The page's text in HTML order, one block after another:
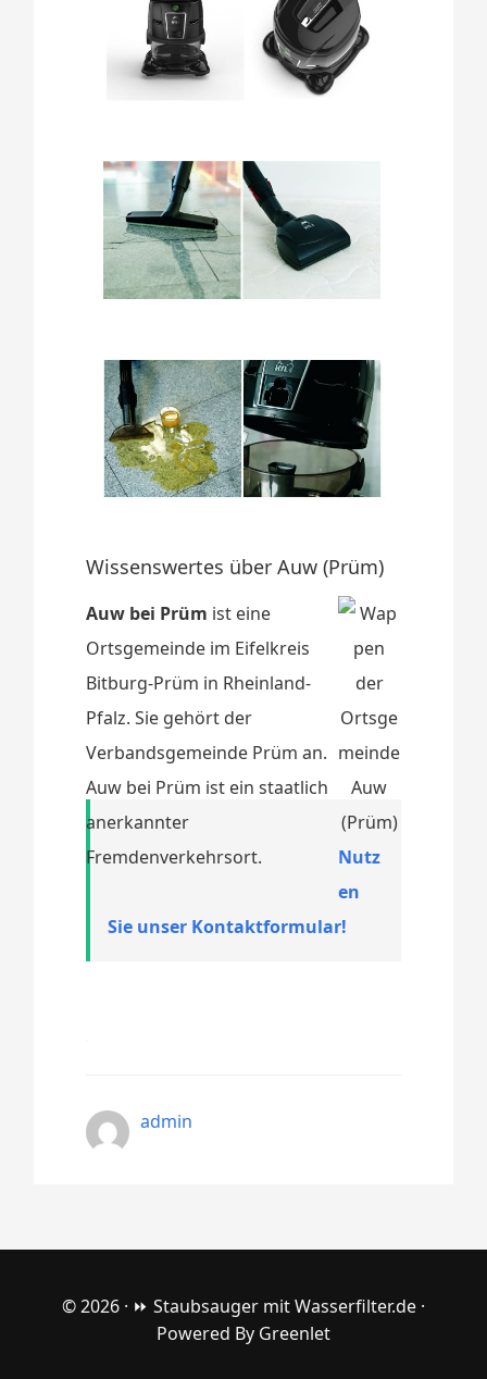
Wissenswertes über Auw (Prüm)
Auw bei Prüm ist eine
Ortsgemeinde im Eifelkreis
Bitburg-Prüm in Rheinland-
Pfalz. Sie gehört der
Verbandsgemeinde Prüm an.
Auw bei Prüm ist ein staatlich
anerkannter
Fremdenverkehrsort.
Nutz
en
Sie unser Kontaktformular!
admin
© 2026 · ⏩ Staubsauger mit Wasserfilter.de ·
Powered By Greenlet